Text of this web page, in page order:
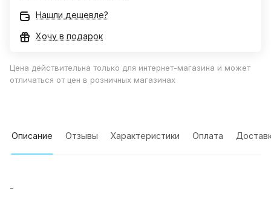
Нашли дешевле?
Хочу в подарок
Цена действительна только для интернет-магазина и может
отличаться от цен в розничных магазинах
Описание Отзывы Характеристики Оплата
-